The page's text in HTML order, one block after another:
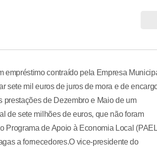
contraído pela Empresa
sete mil euros de juros de mora e de
de Dezembro e Maio de um
de sete milhões de euros, que não foram
Programa de Apoio à Economia Local
a fornecedores.O vice-presidente do